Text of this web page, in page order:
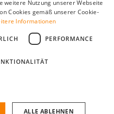
Sie ein Unternehmensprofil
weitere Nutzung unserer Webseite
Cookies gemäß unserer Cookie-
Informationen
PERFORMANCE
ALLE ABLEHNEN